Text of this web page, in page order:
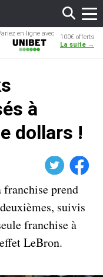
une
Dwane Casey
bientôt coach
en ligne avec
100€ offerts
La suite →
à
dollars !
Facebook
prend
suivis
franchise à
LeBron.